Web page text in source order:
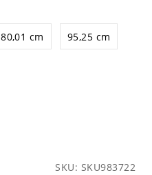
80,01 cm 95,25 cm
SKU: SKU983722